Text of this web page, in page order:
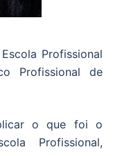
Profissional
Profissional de
o que foi o
Profissional,